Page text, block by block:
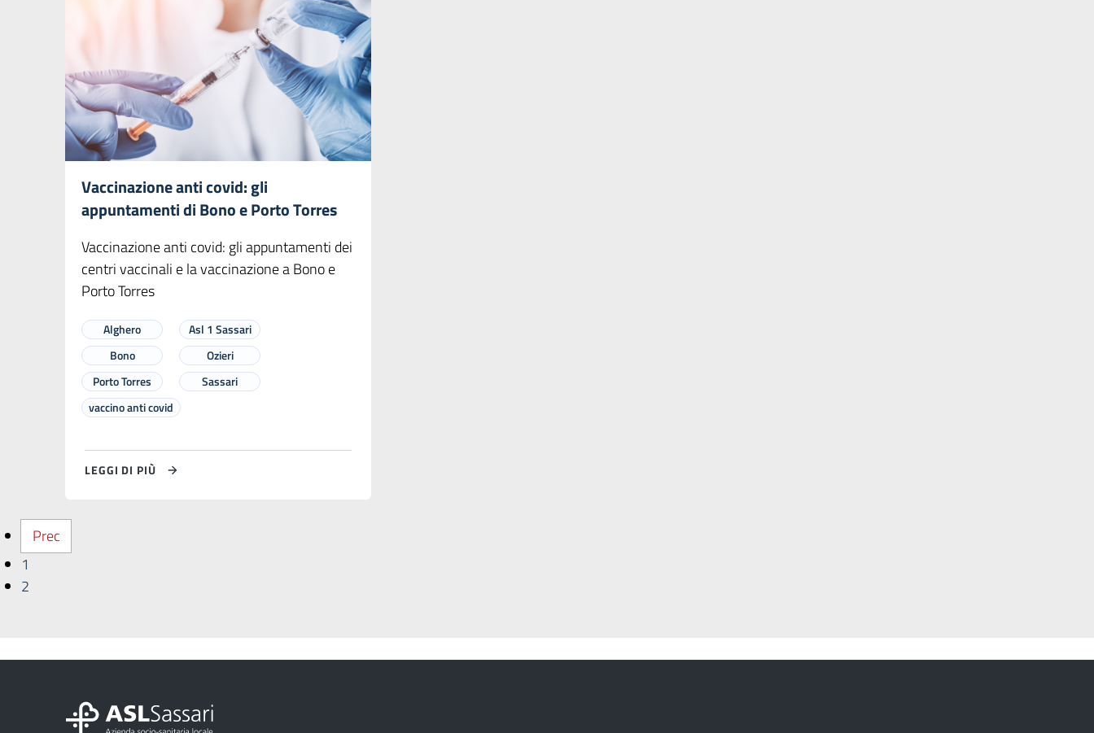
Vaccinazione anti covid: gli
appuntamenti di Bono e Porto Torres
Vaccinazione anti covid: gli appuntamenti dei
centri vaccinali e la vaccinazione a Bono e
Porto Torres
Alghero
Asl 1 Sassari
Bono
Ozieri
Porto Torres
Sassari
vaccino anti covid
LEGGI DI PIÙ
Prec
1
2